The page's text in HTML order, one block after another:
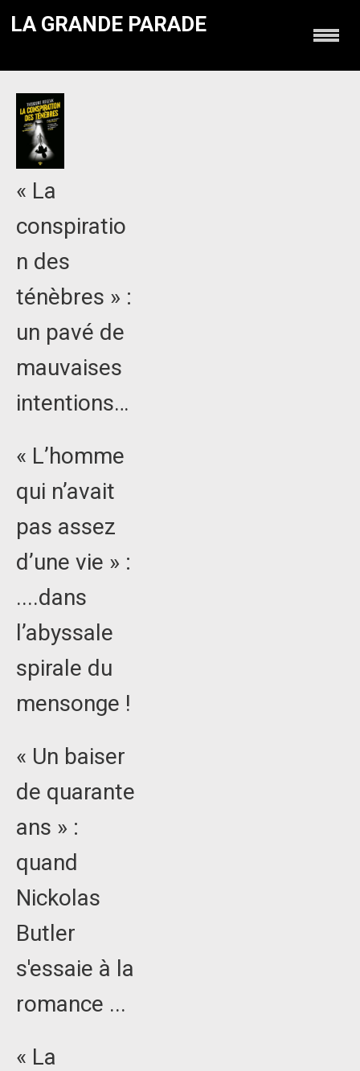
LA GRANDE PARADE
« La
conspiratio
n des
ténèbres » :
un pavé de
mauvaises
intentions…
« L’homme
qui n’avait
pas assez
d’une vie » :
....dans
l’abyssale
spirale du
mensonge !
« Un baiser
de quarante
ans » :
quand
Nickolas
Butler
s'essaie à la
romance ...
« La